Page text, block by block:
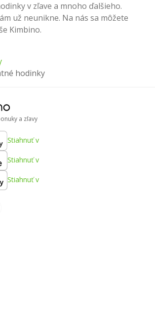
v zľave a mnoho ďalšieho.
už neunikne. Na nás sa môžete
Kimbino.
hodinky
a zľavy
Stiahnuť v
Stiahnuť v
Stiahnuť v